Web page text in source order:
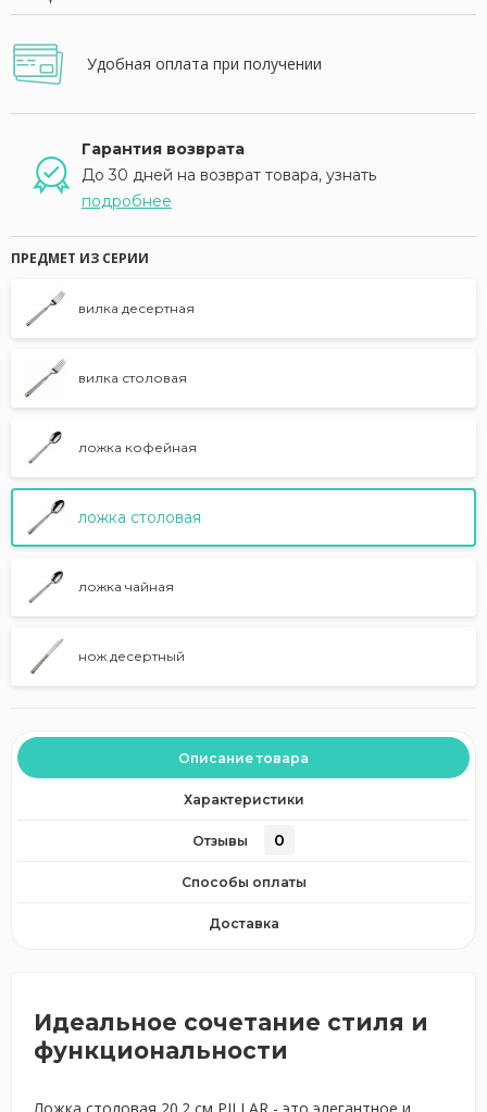
Удобная оплата при получении
Гарантия возврата
До 30 дней на возврат товара, узнать
подробнее
ПРЕДМЕТ ИЗ СЕРИИ
вилка десертная
вилка столовая
ложка кофейная
ложка столовая
ложка чайная
нож десертный
Описание товара
Характеристики
Отзывы 0
Способы оплаты
Доставка
Идеальное сочетание стиля и
функциональности